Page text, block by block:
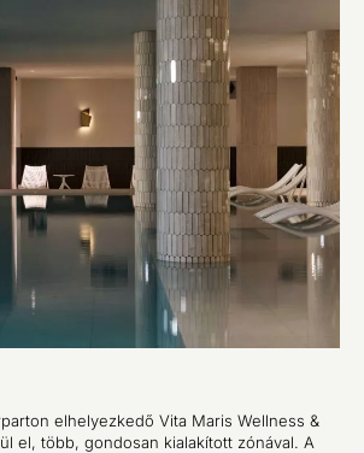
elhelyezkedő Vita Maris Wellness &
el, több, gondosan kialakított zónával. A